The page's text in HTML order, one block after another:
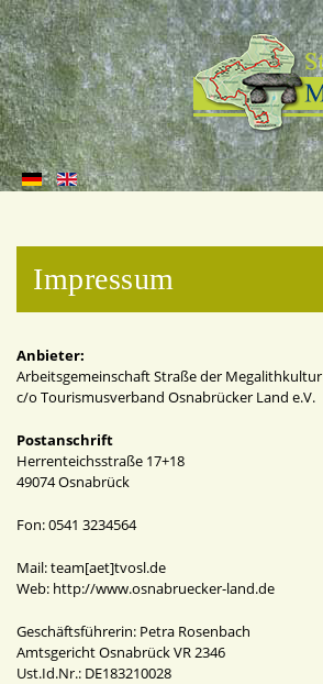
Impressum
Anbieter:
Arbeitsgemeinschaft Straße der Megalithkultur
c/o Tourismusverband Osnabrücker Land e.V.
Postanschrift
Herrenteichsstraße 17+18
49074 Osnabrück
Fon: 0541 3234564
Mail: team[aet]tvosl.de
Web: http://www.osnabruecker-land.de
Geschäftsführerin: Petra Rosenbach
Amtsgericht Osnabrück VR 2346
Ust.Id.Nr.: DE183210028